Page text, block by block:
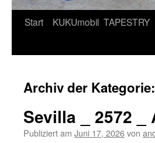
Zum
Start KUKUmobil TAPESTRY
Archiv der Kategorie:
Sevilla _ 2572
Publiziert am Juni 17, 2026von